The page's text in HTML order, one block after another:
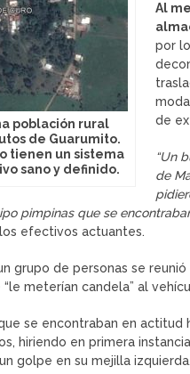
población rural
de Guarumito.
tienen un sistema
sano y definido.
Al
por
de
“Un
de
pimpinas que se
efectivos actuantes.
grupo de personas se
meterían candela” al
se encontraban en actitud
hiriendo en primera
golpe en su mejilla izquierda.